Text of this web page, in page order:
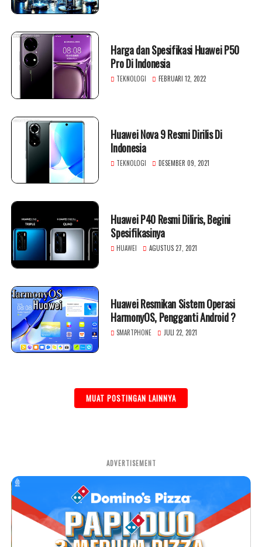
Harga dan Spesifikasi Huawei P50
Pro Di Indonesia
TEKNOLOGI FEBRUARI 12, 2022
Huawei Nova 9 Resmi Dirilis Di
Indonesia
TEKNOLOGI DESEMBER 09, 2021
Huawei P40 Resmi Diliris, Begini
Spesifikasinya
HUAWEI AGUSTUS 27, 2021
Huawei Resmikan Sistem Operasi
HarmonyOS, Pengganti Android ?
SMARTPHONE JULI 22, 2021
MUAT POSTINGAN LAINNYA
ADVERTISEMENT